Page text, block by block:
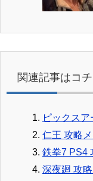
関連記事はコ
ピックスア
仁王 攻略
鉄拳7 PS4
深夜廻 攻